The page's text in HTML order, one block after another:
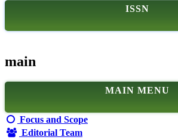
ISSN
main
MAIN MENU
Focus and Scope
Editorial Team